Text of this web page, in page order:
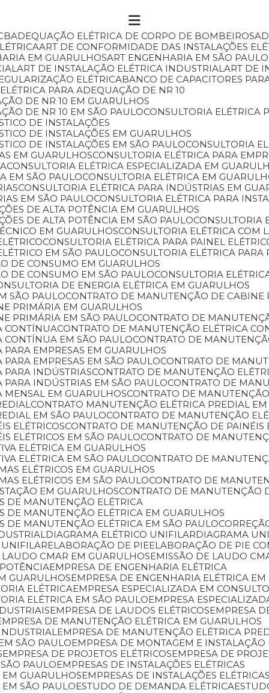
ADEQUAÇÃO ELÉTRICA DE CORPO DE BOMBEIROS
ART DE CONFORMIDADE DAS INSTALAÇÕES
EM GUARULHOS
ART ENGENHARIA EM SÃO PAULO
ART DE INSTALAÇÃO ELÉTRICA INDUSTRIAL
ART DE
ELÉTRICA
BANCO DE CAPACITORES
ELÉTRICA PARA ADEQUAÇÃO DE NR 10
DE NR 10 EM GUARULHOS
DE NR 10 EM SÃO PAULO
CONSULTORIA
DE INSTALAÇÕES
DE INSTALAÇÕES EM GUARULHOS
DE INSTALAÇÕES EM SÃO PAULO
CONSULTORIA
EM GUARULHOS
CONSULTORIA ELÉTRICA PARA
CONSULTORIA ELÉTRICA ESPECIALIZADA EM
EM SÃO PAULO
CONSULTORIA ELÉTRICA EM
CONSULTORIA ELÉTRICA PARA INDÚSTRIAS EM
EM SÃO PAULO
CONSULTORIA ELÉTRICA PARA
DE ALTA POTÊNCIA EM GUARULHOS
DE ALTA POTÊNCIA EM SÃO PAULO
EM GUARULHOS
CONSULTORIA ELÉTRICA
CONSULTORIA ELÉTRICA PARA PAINEL
EM SÃO PAULO
CONSULTORIA ELÉTRICA
DE CONSUMO EM GUARULHOS
DE CONSUMO EM SÃO PAULO
CONSULTORIA
DE ENERGIA ELÉTRICA EM GUARULHOS
SÃO PAULO
CONTRATO DE MANUTENÇÃO DE CABINE
PRIMÁRIA EM GUARULHOS
PRIMÁRIA EM SÃO PAULO
CONTRATO DE
CONTÍNUA CONTRATO DE MANUTENÇÃO ELÉTRICA
CONTÍNUA EM SÃO PAULO
CONTRATO DE
PARA EMPRESAS EM GUARULHOS
PARA EMPRESAS EM SÃO PAULO
CONTRATO DE
PARA INDÚSTRIAS
CONTRATO DE MANUTENÇÃO
PARA INDÚSTRIAS EM SÃO PAULO
CONTRATO DE
MENSAL EM GUARULHOS
CONTRATO DE
CONTRATO MANUTENÇÃO ELÉTRICA PREDIAL
EM SÃO PAULO
CONTRATO DE MANUTENÇÃO
ELÉTRICOS
CONTRATO DE MANUTENÇÃO DE
ELÉTRICOS EM SÃO PAULO
CONTRATO DE
ELÉTRICA EM GUARULHOS
ELÉTRICA EM SÃO PAULO
CONTRATO DE
ELÉTRICOS EM GUARULHOS
ELÉTRICOS EM SÃO PAULO
CONTRATO DE
EM GUARULHOS
CONTRATO DE MANUTENÇÃO
DE MANUTENÇÃO ELÉTRICA
DE MANUTENÇÃO ELÉTRICA EM GUARULHOS
DE MANUTENÇÃO ELÉTRICA EM SÃO PAULO
DIAGRAMA ELÉTRICO UNIFILAR
DIAGRAMA
UNIFILAR
ELABORAÇÃO DE PIE ELABORAÇÃO DE PIE
LAUDO CMAR EM GUARULHOS
EMISSÃO DE LAUDO
EMPRESA DE ENGENHARIA ELÉTRICA
GUARULHOS
EMPRESA DE ENGENHARIA ELÉTRICA
ELÉTRICA EMPRESA ESPECIALIZADA EM
ELÉTRICA EM SÃO PAULO
EMPRESA
EMPRESA DE LAUDOS ELÉTRICOS
EMPRESA
EMPRESA DE MANUTENÇÃO ELÉTRICA EM GUARULHOS
EMPRESA DE MANUTENÇÃO ELÉTRICA
SÃO PAULO
EMPRESA DE MONTAGEM E
EMPRESA DE PROJETOS ELÉTRICOS
EMPRESA DE
PAULO
EMPRESAS DE INSTALAÇÕES ELÉTRICAS
EM GUARULHOS
EMPRESAS DE INSTALAÇÕES
EM SÃO PAULO
ESTUDO DE DEMANDA ELÉTRICA